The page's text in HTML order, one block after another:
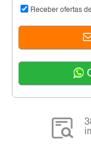
Receber ofertas